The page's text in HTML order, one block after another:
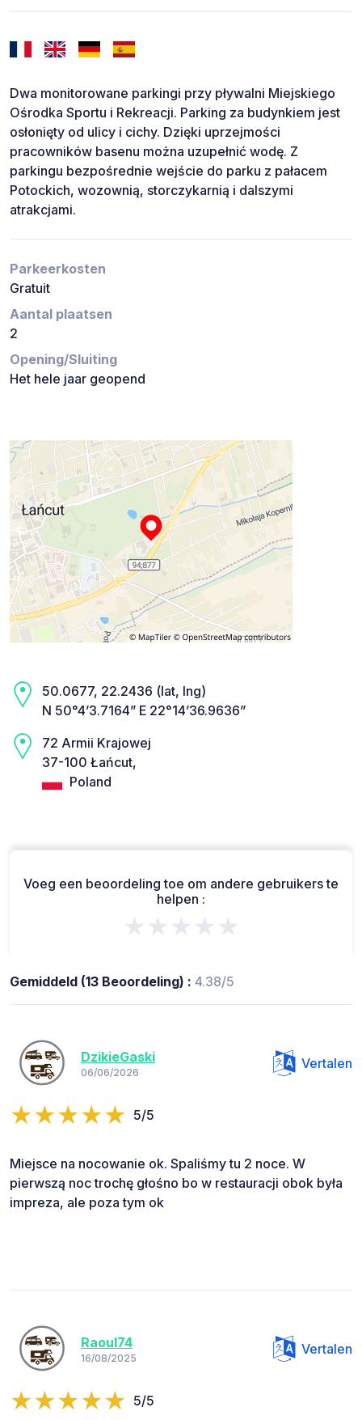
Dwa monitorowane parkingi przy pływalni Miejskiego
Ośrodka Sportu i Rekreacji. Parking za budynkiem jest
osłonięty od ulicy i cichy. Dzięki uprzejmości
pracowników basenu można uzupełnić wodę. Z
parkingu bezpośrednie wejście do parku z pałacem
Potockich, wozownią, storczykarnią i dalszymi
atrakcjami.
Parkeerkosten
Gratuit
Aantal plaatsen
2
Opening/Sluiting
Het hele jaar geopend
50.0677, 22.2436 (lat, lng)
N 50°4’3.7164” E 22°14’36.9636”
72 Armii Krajowej
37-100 Łańcut,
Poland
Voeg een beoordeling toe om andere gebruikers te
helpen :
★★★★★
Gemiddeld (13 Beoordeling) : 4.38/5
DzikieGaski
06/06/2026
Vertalen
5/5
Miejsce na nocowanie ok. Spaliśmy tu 2 noce. W
pierwszą noc trochę głośno bo w restauracji obok była
impreza, ale poza tym ok
Raoul74
16/08/2025
Vertalen
5/5